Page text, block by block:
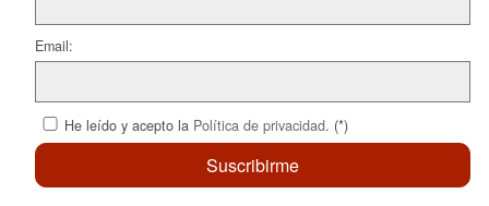
Email:
He leído y acepto la Política de privacidad. (*)